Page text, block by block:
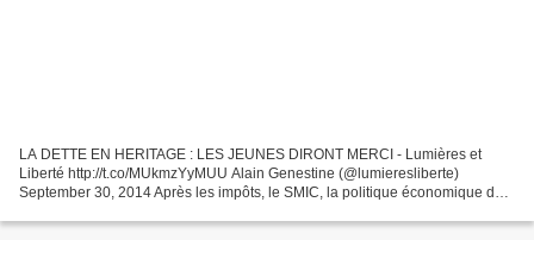
LA DETTE EN HERITAGE : LES JEUNES DIRONT MERCI - Lumières et
Liberté http://t.co/MUkmzYyMUU Alain Genestine (@lumieresliberte)
September 30, 2014 Après les impôts, le SMIC, la politique économique de